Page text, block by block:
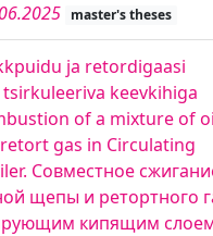
master's theses
ja retordigaasi
keevkihiga
of a mixture of
gas in Circulating
Совместное
щепы и ретортного
кипящим